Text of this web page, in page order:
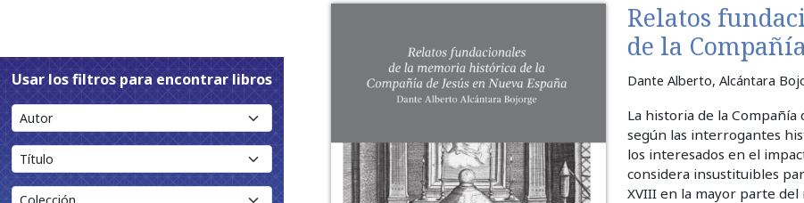
Usar los filtros para encontrar libros
Relatos
de la
Dante Alberto, Alcántara
La historia de la Compañía
según las interrogantes
los interesados en el
considera insustituibles
XVIII en la mayor parte